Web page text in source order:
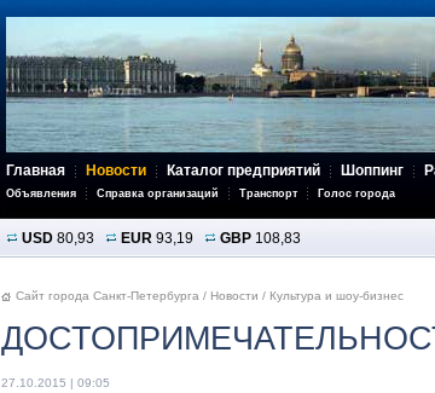
Главная Новости Каталог предприятий Шоппинг
Объявления Справка организаций Транспорт Голос города
USD 80,93 EUR 93,19 GBP 108,83
Сайт города Санкт-Петербурга / Новости / Культура и шоу-бизнес
27.10.2015 | 09:05